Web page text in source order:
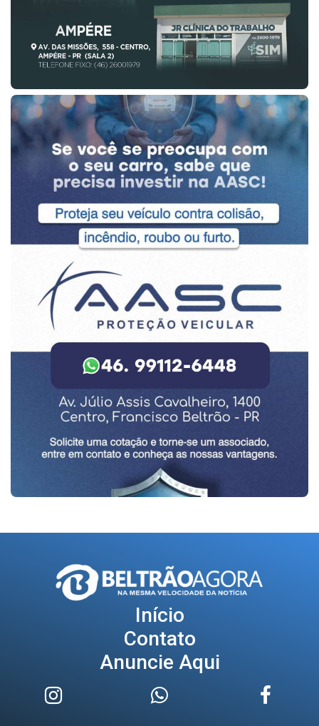
Início
Contato
Anuncie Aqui